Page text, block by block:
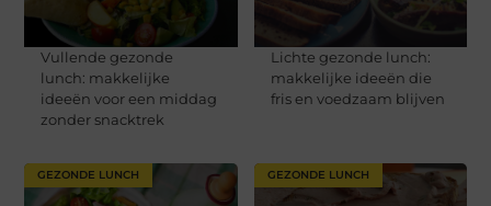
Vullende gezonde
lunch: makkelijke
ideeën voor een middag
zonder snacktrek
Lichte gezonde lunch:
makkelijke ideeën die
fris en voedzaam blijven
GEZONDE LUNCH GEZONDE LUNCH